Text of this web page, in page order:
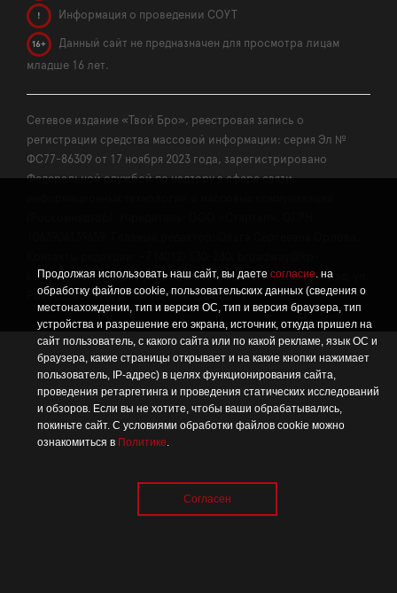
Продолжая использовать наш сайт, вы даете согласие. на
обработку файлов cookie, пользовательских данных (сведения о
местонахождении, тип и версия ОС, тип и версия браузера, тип
устройства и разрешение его экрана, источник, откуда пришел на
сайт пользователь, с какого сайта или по какой рекламе, язык ОС и
браузера, какие страницы открывает и на какие кнопки нажимает
пользователь, IP-адрес) в целях функционирования сайта,
проведения ретаргетинга и проведения статических исследований
и обзоров. Если вы не хотите, чтобы ваши обрабатывались,
покиньте сайт. С условиями обработки файлов cookie можно
ознакомиться в Политике.
Согласен
! Информация о проведении СОУТ
16+
Данный сайт не предназначен для просмотра лицам
младше 16 лет.
Сетевое издание «Твой Бро», реестровая запись о
регистрации средства массовой информации: серия Эл №
ФС77-86309 от 17 ноября 2023 года, зарегистрировано
Федеральной службой по надзору в сфере связи,
kaliningrad.ru. Адрес редакции и учредителя: Калининград, ул.
Рокоссовского, д. 16/18, пом. I, офис 19